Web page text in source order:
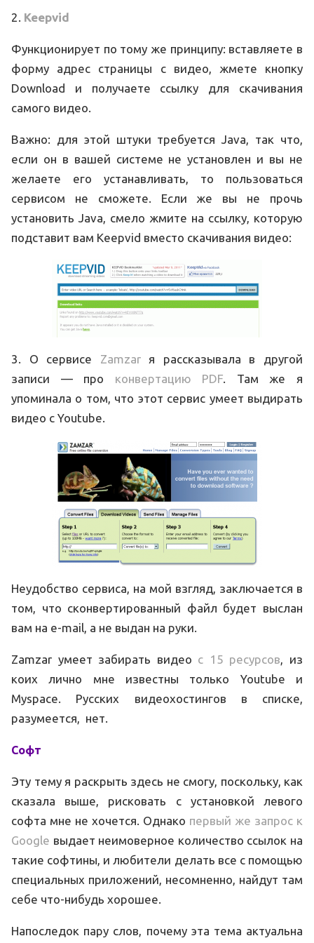
2. Keepvid
Функционирует по тому же принципу: вставляете в
форму адрес страницы с видео, жмете кнопку
Download и получаете ссылку для скачивания
самого видео.
Важно: для этой штуки требуется Java, так что,
если он в вашей системе не установлен и вы не
желаете его устанавливать, то пользоваться
сервисом не сможете. Если же вы не прочь
установить Java, смело жмите на ссылку, которую
подставит вам Keepvid вместо скачивания видео:
3. О сервисе Zamzar я рассказывала в другой
записи — про конвертацию PDF. Там же я
упоминала о том, что этот сервис умеет выдирать
видео с Youtube.
Неудобство сервиса, на мой взгляд, заключается в
том, что сконвертированный файл будет выслан
вам на e-mail, а не выдан на руки.
Zamzar умеет забирать видео с 15 ресурсов, из
коих лично мне известны только Youtube и
Myspace. Русских видеохостингов в списке,
разумеется, нет.
Софт
Эту тему я раскрыть здесь не смогу, поскольку, как
сказала выше, рисковать с установкой левого
софта мне не хочется. Однако первый же запрос к
Google выдает неимоверное количество ссылок на
такие софтины, и любители делать все с помощью
специальных приложений, несомненно, найдут там
себе что-нибудь хорошее.
Напоследок пару слов, почему эта тема актуальна